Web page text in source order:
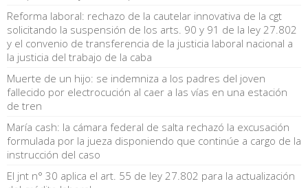
Reforma laboral: rechazo de la cautelar innovativa de la cgt
solicitando la suspensión de los arts. 90 y 91 de la ley 27.802
y el convenio de transferencia de la justicia laboral nacional a
la justicia del trabajo de la caba
Muerte de un hijo: se indemniza a los padres del joven
fallecido por electrocución al caer a las vías en una estación
de tren
María cash: la cámara federal de salta rechazó la excusación
formulada por la jueza disponiendo que continúe a cargo de la
instrucción del caso
El jnt n° 30 aplica el art. 55 de ley 27.802 para la actualización